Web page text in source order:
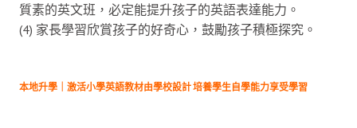
質素的英文班，必定能提升孩子的英語表達能力。
(4) 家長學習欣賞孩子的好奇心，鼓勵孩子積極探究。
本地升學｜激活小學英語教材由學校設計 培養學生自學能力享受學習